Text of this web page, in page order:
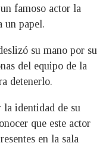
famoso actor la
un papel.
su mano por su
del equipo de la
detenerlo.
la identidad de su
que este actor
en la sala